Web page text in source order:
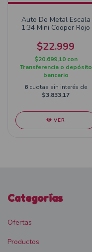
Auto De Metal Escala
1:34 Mini Cooper Rojo
$22.999
$20.699,10 con
Transferencia o depósito
bancario
6 cuotas sin interés de
$3.833,17
VER
Categorías
Ofertas
Productos